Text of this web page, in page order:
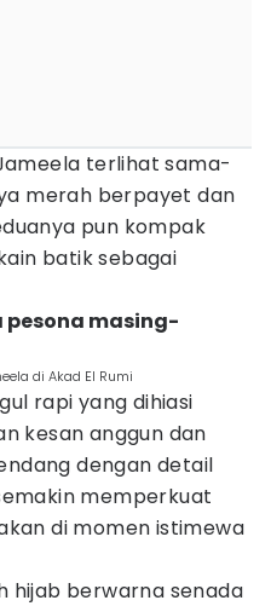
terlihat sama-
merah berpayet dan
pun kompak
batik sebagai
pesona masing-
di Akad El Rumi
rapi yang dihiasi
kesan anggun dan
dengan detail
memperkuat
di momen istimewa
hijab berwarna senada